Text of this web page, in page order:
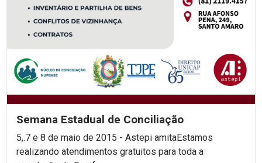
Semana Estadual de Conciliação
5,.7 e 8 de maio de 2015 - Astepi amitaEstamos
realizando atendimentos gratuitos para toda a